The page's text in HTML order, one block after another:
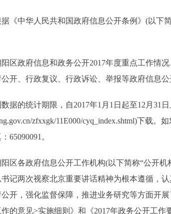
中华人民共和国政府信息公开条例》(以下简
政府信息和政务公开2017年度重点工作情况
开、行政复议、行政诉讼、举报等政府信息公
的统计期限，自2017年1月1日起至12月31
zfxxgk/11E000/cyq_index.shtml)下载
65090091。
各政府信息公开工作机构(以下简称“公开机
记两次视察北京重要讲话精神为根本遵循，
开，强化监督保障，推进业务研究等方面开
的意见>实施细则》和《2017年政务公开工